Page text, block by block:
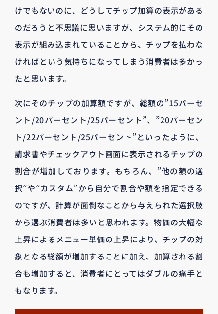
けでもないのに、どうしてチップ加算の表示がある
のだろうと不思議に思いますが、システム的にその
表示が組み込まれていることから、チップを払わな
ければという気持ちになってしまう消費者は多かっ
たと思います。
次にそのチップの加算額ですが、総額の”15パーセ
ント/20パーセント/25パーセント”、”20パーセン
ト/22パーセント/25パーセント”といったように、
請求書やチェックアウト画面に表示されるチップの
割合が増加しております。もちろん、”他の額の選
択”や”カスタム”から自分で割合や額を指定できる
のですが、計算が面倒なことから与えられた選択肢
から選ぶ消費者は多いと思われます。物価の大幅な
上昇によるメニュー単価の上昇により、チップの対
象となる総額が増加することに加え、加算される割
合も増加すると、消費者にとってはダブルの痛手と
もなります。